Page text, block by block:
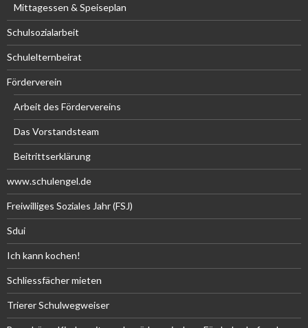
Mittagessen & Speiseplan
Schulsozialarbeit
Schulelternbeirat
Förderverein
Arbeit des Fördervereins
Das Vorstandsteam
Beitrittserklärung
www.schulengel.de
Freiwilliges Soziales Jahr (FSJ)
Sdui
Ich kann kochen!
Schliessfächer mieten
Trierer Schulwegweiser